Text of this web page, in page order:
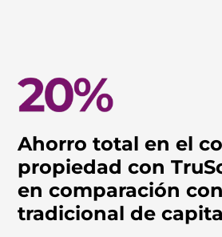
Ahorro total en el
propiedad con
en comparación
tradicional de